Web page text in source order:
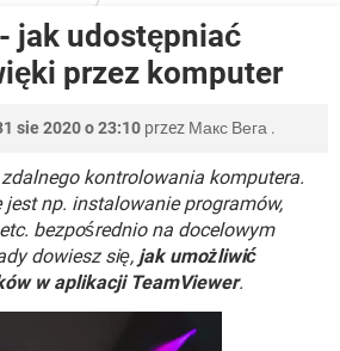
NETFLIX
FACEBOOK
TIKTOK
WHATSAPP
FACEBOOK
TIKTOK
FACEBOOK
TIKTOK
WHATSAPP
NETFLIX
FACEBOOK
TIKTOK
WHATSAPP
NETFLIX
FACEBOOK
jak udostępniać
przez komputer
sie 2020 o 23:10 przez Макс Вега .
zdalnego kontrolowania komputera.
np. instalowanie programów,
bezpośrednio na docelowym
dowiesz się, jak umożliwić
w aplikacji TeamViewer.